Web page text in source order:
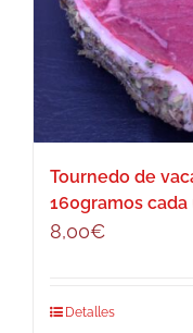
Tournedo de
160gramos cada
8,00€
Detalles